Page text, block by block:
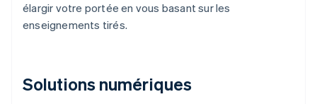
élargir votre portée en vous basant sur les
enseignements tirés.
Solutions numériques